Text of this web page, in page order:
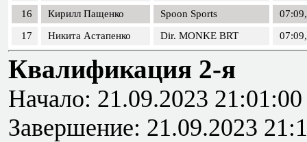
16
Кирилл Пащенко Spoon Sports
17
Никита Астапенко Dir. MONKE BRT
Квалификация 2-я
Начало: 21.09.2023 21:01:00
Завершение: 21.09.2023